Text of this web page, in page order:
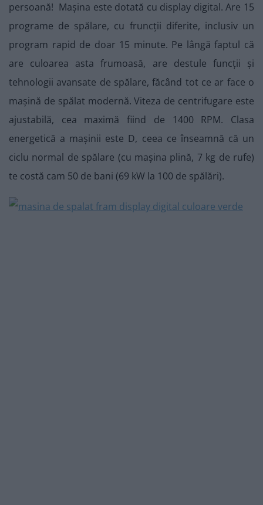
persoană! Mașina este dotată cu display digital. Are 15
programe de spălare, cu fruncții diferite, inclusiv un
program rapid de doar 15 minute. Pe lângă faptul că
are culoarea asta frumoasă, are destule funcții și
tehnologii avansate de spălare, făcând tot ce ar face o
mașină de spălat modernă. Viteza de centrifugare este
ajustabilă, cea maximă fiind de 1400 RPM. Clasa
energetică a mașinii este D, ceea ce înseamnă că un
ciclu normal de spălare (cu mașina plină, 7 kg de rufe)
te costă cam 50 de bani (69 kW la 100 de spălări).